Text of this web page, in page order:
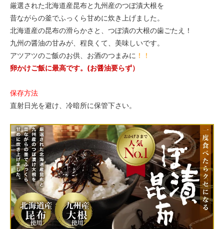
厳選された北海道産昆布と九州産のつぼ漬大根を
昔ながらの釜でふっくら甘めに炊き上げました。
北海道産の昆布の滑らかさと、つぼ漬の大根の歯ごたえ！
九州の醤油の甘みが、程良くて、美味しいです。
アツアツのご飯のお供、お酒のつまみに ！！
卵かけご飯に最高です。(お醤油要らず）
保存方法
直射日光を避け、冷暗所に保管下さい。